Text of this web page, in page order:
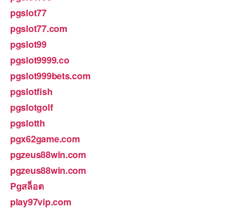
pgslot77
pgslot77.com
pgslot99
pgslot9999.co
pgslot999bets.com
pgslotfish
pgslotgolf
pgslotth
pgx62game.com
pgzeus88win.com
pgzeus88win.com
Pgสล็อต
play97vip.com